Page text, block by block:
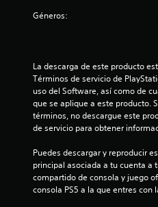
Géneros:
La descarga de este producto
Términos de servicio de
uso del Software, así como de
que se aplique a este producto.
términos, no descargue este
de servicio para obtener
Puedes descargar y reproducir
principal asociada a tu cuenta a
compartido de consola y juego
consola PS5 a la que entres con